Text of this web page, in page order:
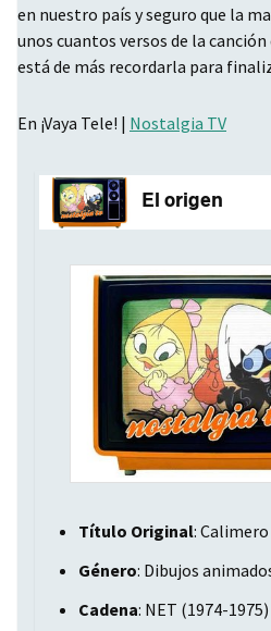
en nuestro país y seguro que la
unos cuantos versos de la
está de más recordarla para
En ¡Vaya Tele! | Nostalgia TV
El origen
Título Original:
Género: Dibujos
Cadena: NET (1974-1975)